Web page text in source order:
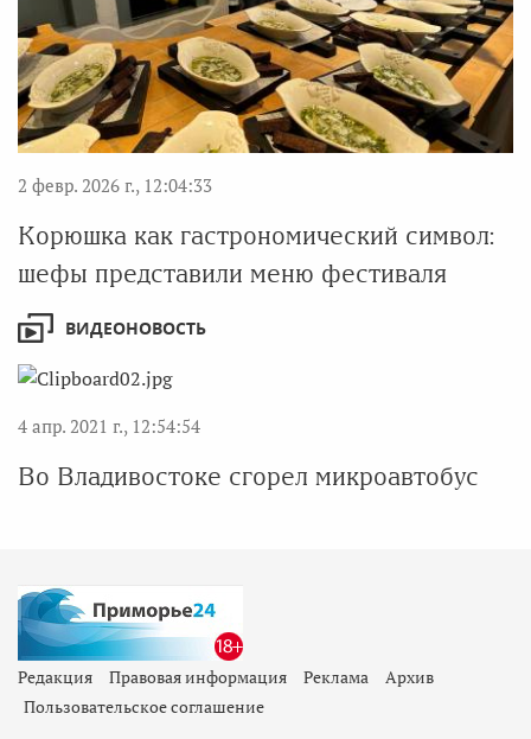
2 февр. 2026 г., 12:04:33
Корюшка как гастрономический символ:
шефы представили меню фестиваля
ВИДЕОНОВОСТЬ
4 апр. 2021 г., 12:54:54
Во Владивостоке сгорел микроавтобус
Редакция Правовая информация Реклама
Архив
Пользовательское соглашение